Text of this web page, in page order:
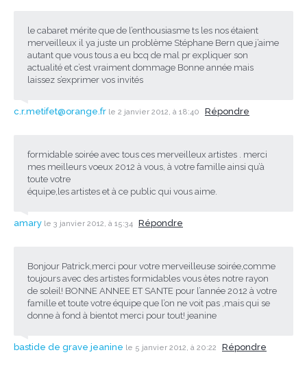
le cabaret mérite que de l’enthousiasme ts les nos étaient
merveilleux il ya juste un problème Stéphane Bern que j’aime
autant que vous tous a eu bcq de mal pr expliquer son
actualité et c’est vraiment dommage Bonne année mais
laissez s’exprimer vos invités
c.r.metifet@orange.fr le 2 janvier 2012, à 18:40 Répondre
formidable soirée avec tous ces merveilleux artistes . merci
mes meilleurs voeux 2012 à vous, à votre famille ainsi qu’à
toute votre
équipe,les artistes et à ce public qui vous aime.
amary le 3 janvier 2012, à 15:34 Répondre
Bonjour Patrick,merci pour votre merveilleuse soirée,comme
toujours avec des artistes formidables vous ètes notre rayon
de soleil! BONNE ANNEE ET SANTE pour l’année 2012 à votre
famille et toute votre équipe que l’on ne voit pas ,mais qui se
donne à fond à bientot merci pour tout! jeanine
bastide de grave jeanine le 5 janvier 2012, à 20:22 Répondre